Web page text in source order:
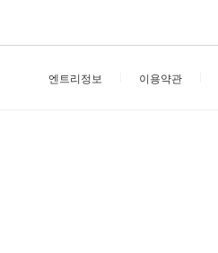
엔트리정보 이용약관